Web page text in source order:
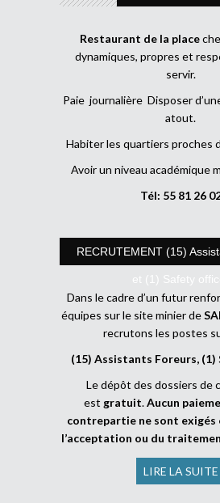
Restaurant de la place
dynamiques, propres et
servir.
Paie journalière Disposer
atout.
Habiter les quartiers proches
Avoir un niveau académique
Tél: 55 81 26
RECRUTEMENT (15)
et (1) Safety
Dans le cadre d’un futur
équipes sur le site minier de
recrutons les postes
(15) Assistants Foreurs,
Le dépôt des dossiers de
est gratuit.Aucun
contrepartie ne sont exigés
l’acceptation ou du
LIRE LA SUITE